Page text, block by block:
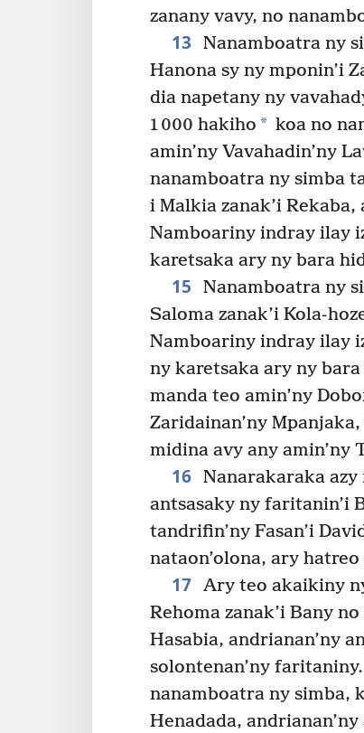
zanany vavy, no
13 Nanamboatra ny
Hanona sy ny mponin’i
dia napetany ny
1 000 hakiho * koa no
amin’ny Vavahadin’ny
nanamboatra ny simba
i Malkia zanak’i
Namboariny indray ilay
karetsaka ary ny bara
15 Nanamboatra ny
Saloma zanak’i Kola-
Namboariny indray ilay
ny karetsaka ary ny
manda teo amin’ny
Zaridainan’ny Mpanjaka,
midina avy any amin’ny
16 Nanarakaraka azy
antsasaky ny faritanin’i
tandrifin’ny Fasan’i
nataon’olona, ary
17 Ary teo akaikiny
Rehoma zanak’i Bany
Hasabia, andrianan’ny
solontenan’ny faritaniny.
nanamboatra ny simba,
Henadada,